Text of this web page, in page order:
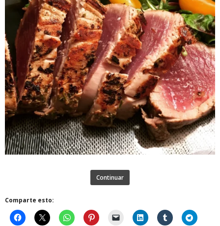
Continuar
Comparte esto: